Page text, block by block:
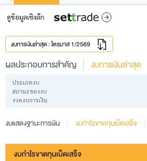
ดูข้อมูลเชิงลึก
งบการเงินล่าสุด : ไตรมาส 1/2569
ผลประกอบการสำคัญ งบการเงินล่าสุด
ประเภทงบ
สถานะของงบ
งวดงบการเงิน
งบแสดงฐานะการเงิน งบกำไรขาดทุนเบ็ดเสร็จ
งบกำไรขาดทุนเบ็ดเสร็จ